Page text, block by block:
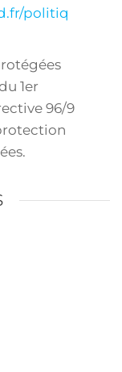
politiq
1er
96/9